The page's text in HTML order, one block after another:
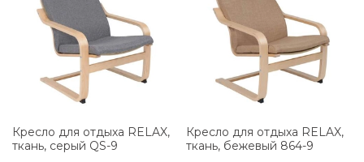
Кресло для отдыха RELAX,
ткань, серый QS-9
Кресло для отдыха RELAX,
ткань, бежевый 864-9